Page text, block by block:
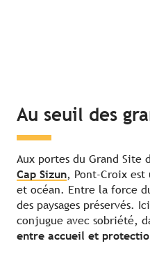
Au seuil des
Aux portes du Grand Site
Cap Sizun, Pont-Croix
et océan. Entre la force
des paysages préservés.
conjugue avec sobriété,
entre accueil et